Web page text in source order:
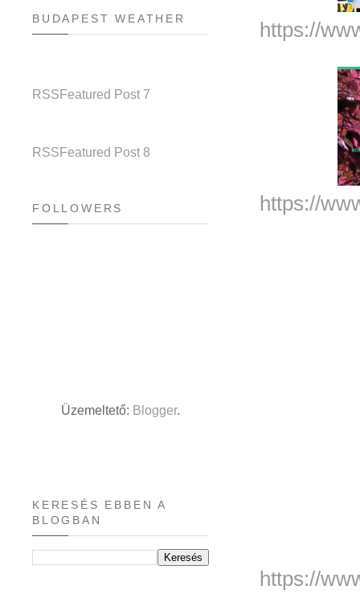
https://
https://
https://
BUDAPEST WEATHER
RSS Featured Post 7
RSS Featured Post 8
FOLLOWERS
Üzemeltető: Blogger.
KERESÉS EBBEN A
BLOGBAN